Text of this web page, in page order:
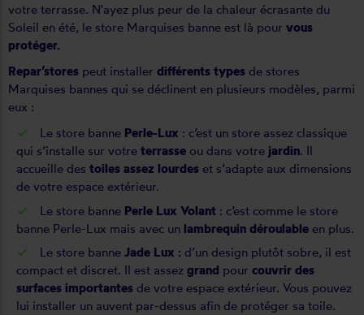
votre terrasse. N'ayez plus peur de la chaleur écrasante du
Soleil en été, le store Marquises banne est là pour vous
protéger.
Repar’stores peut installer différents types de stores
Marquises bannes qui se déclinent en plusieurs modèles, parmi
eux :
Le store banne Perle-Lux : c’est un store assez classique
qui s’installe sur votre terrasse ou dans votre jardin. Il
accueille des toiles assez lourdes et s’adapte aux dimensions
de votre espace extérieur.
Le store banne Perle Lux Volant : c’est comme le store
banne Perle-Lux mais avec un lambrequin déroulable en plus.
Le store banne Jade Lux : d’un design plutôt sobre, il est
compact et discret. Il est assez grand pour couvrir des
surfaces importantes de votre espace extérieur. Vous pouvez
lui installer un auvent par-dessus afin de protéger sa toile.